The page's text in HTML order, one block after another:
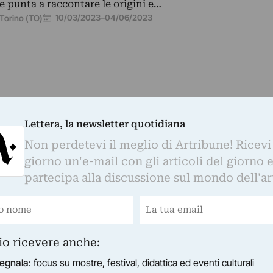
punta a raccontare le origini e…
Torino (TO) 10/03/2023–04/06/2023
DELLA CITTADELLA
Wanlin
opere dell’artista cinese Cai Wanlin, ospitate in un’area
Lettera, la newsletter quotidiana
Non perdetevi il meglio di Artribune! Ricevi
giorno un'e-mail con gli articoli del giorno e
partecipa alla discussione sul mondo
Email
ricevere anche:
: focus su mostre, festival, didattica ed eventi culturali